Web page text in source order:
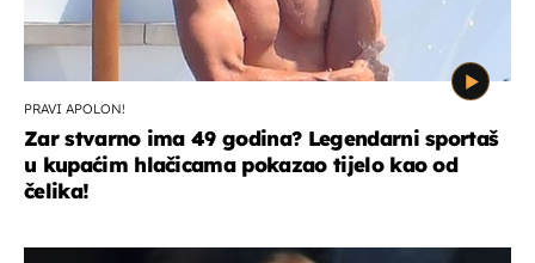
PRAVI APOLON!
Zar stvarno ima 49 godina? Legendarni sportaš
u kupaćim hlačicama pokazao tijelo kao od
čelika!